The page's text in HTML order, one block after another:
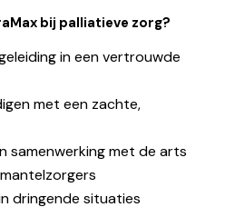
bij palliatieve zorg?
in een vertrouwde
met een zachte,
samenwerking met de arts
dringende situaties